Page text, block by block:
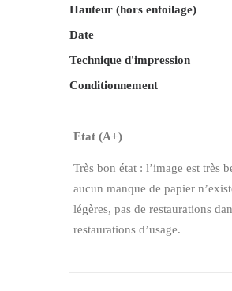
Hauteur (hors entoilage)
Date
Technique d'impression
Conditionnement
Etat (A+)
Très bon état : l’image est très
aucun manque de papier
légères, pas de restaurations
restaurations d’usage.